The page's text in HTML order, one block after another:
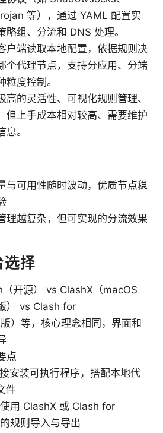
等），通过 YAML 配置实
略组、分流和 DNS 处理。
户端读取本地配置，依据规则决
个代理节点，支持分应用、分端
粒度控制。
高的灵活性、可视化规则管理、
但上手成本相对较高、需要维护
。
与可用性随时波动，优质节点稳
理越复杂，但可实现的分流效果
选择
开源） vs ClashX（macOS
） vs Clash for
）等，核心理念相同，界面和
点
安装可执行程序，搭配本地代
件
用 ClashX 或 Clash for
规则导入与导出